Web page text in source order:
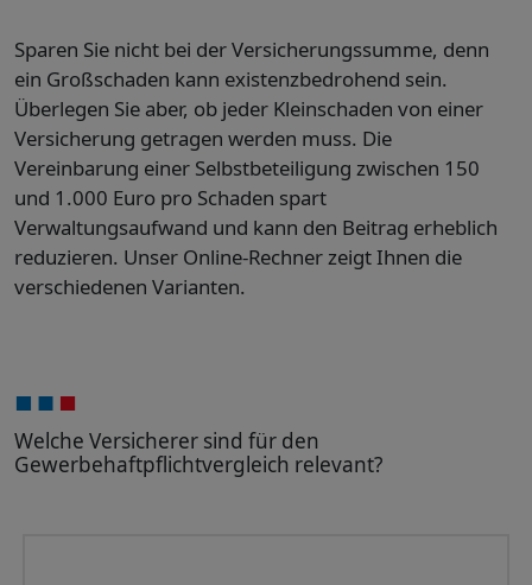
Sparen Sie nicht bei der Versicherungssumme, denn
ein Großschaden kann existenzbedrohend sein.
Überlegen Sie aber, ob jeder Kleinschaden von einer
Versicherung getragen werden muss. Die
Vereinbarung einer Selbstbeteiligung zwischen 150
und 1.000 Euro pro Schaden spart
Verwaltungsaufwand und kann den Beitrag erheblich
reduzieren. Unser Online-Rechner zeigt Ihnen die
verschiedenen Varianten.
Welche Versicherer sind für den
Gewerbehaftpflichtvergleich relevant?